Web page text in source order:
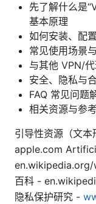
先了解什么是
基本原理
如何安装、配
常见使用场景
与其他 VPN/
安全、隐私与
FAQ 常见问题
相关资源与参
引导性资源（文
apple.com
百科 -
隐私保护研究 -